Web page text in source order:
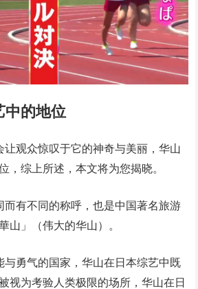
中的地位
让观众惊叹于它的神奇与美丽，华山
，综上所述，本文将为您揭晓。
而有不同的称呼，也是中国著名旅游
山」（伟大的华山）。
与勇气的国家，华山在日本综艺中既
视为考验人类极限的场所，华山在日